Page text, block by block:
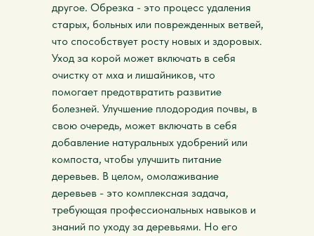
другое. Обрезка - это процесс удаления
старых, больных или поврежденных ветвей,
что способствует росту новых и здоровых.
Уход за корой может включать в себя
очистку от мха и лишайников, что
помогает предотвратить развитие
болезней. Улучшение плодородия почвы, в
свою очередь, может включать в себя
добавление натуральных удобрений или
компоста, чтобы улучшить питание
деревьев. В целом, омолаживание
деревьев - это комплексная задача,
требующая профессиональных навыков и
знаний по уходу за деревьями. Но его